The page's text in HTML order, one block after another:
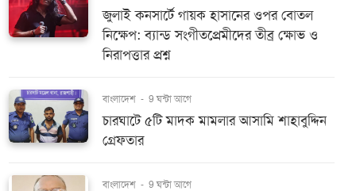
জুলাই কনসার্টে গায়ক হাসানের ওপর বোতল
নিক্ষেপ: ব্যান্ড সংগীতপ্রেমীদের তীব্র ক্ষোভ ও
নিরাপত্তার প্রশ্ন
বাংলাদেশ - 9 ঘন্টা আগে
চারঘাটে ৫টি মাদক মামলার আসামি শাহাবুদ্দিন
গ্রেফতার
বাংলাদেশ - 9 ঘন্টা আগে